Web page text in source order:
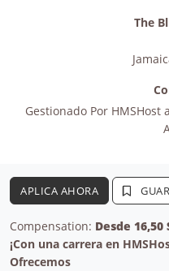
The
Gestionado Por HMSHost
APLICA AHORA
Compensation: Desde
¡Con una carrera en
Ofrecemos